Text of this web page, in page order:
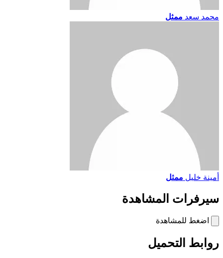
محمد سعد ممثل
أمينة خليل ممثل
سيرفرات المشاهدة
اضغط للمشاهدة
روابط التحميل